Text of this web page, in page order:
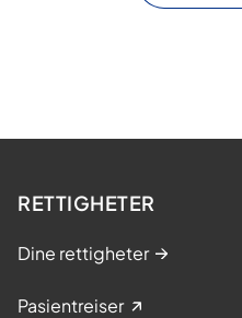
RETTIGHETER
Dine rettigheter
Pasientreiser